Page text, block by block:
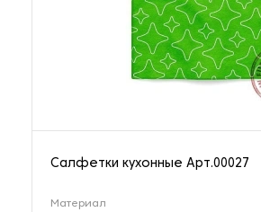
Салфетки кухонные Арт.00027
Материал